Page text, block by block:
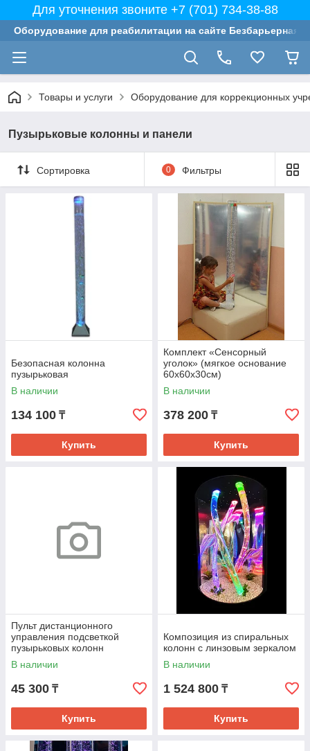
Для уточнения звоните +7 (701) 734-38-88
Оборудование для реабилитации на сайте Безбарьерная
Товары и услуги Оборудование для коррекционных
Пузырьковые колонны и панели
Сортировка 0 Фильтры
Безопасная колонна
пузырьковая
В наличии
134 100 ₸
Купить
Комплект «Сенсорный
уголок» (мягкое основание
60х60х30см)
В наличии
378 200 ₸
Купить
Пульт дистанционного
управления подсветкой
пузырьковых колонн
В наличии
45 300 ₸
Купить
Композиция из спиральных
колонн с линзовым зеркалом
В наличии
1 524 800 ₸
Купить